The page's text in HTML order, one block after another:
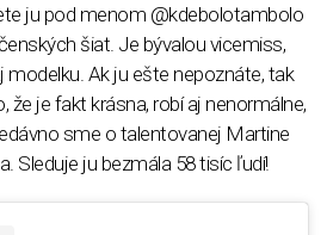
ju pod menom @kdebolotambolo
šiat. Je bývalou vicemiss,
modelku. Ak ju ešte nepoznáte, tak
že je fakt krásna, robí aj nenormálne,
sme o talentovanej Martine
Sleduje ju bezmála 58 tisíc ľudí!